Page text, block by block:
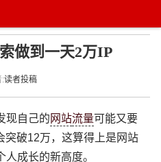
做到一天2万IP
:读者投稿
现自己的 网站流量可能又要
突破12万，这算得上是网站
成长的新高度。